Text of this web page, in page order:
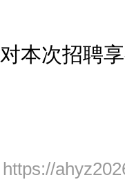
次招聘享
https://